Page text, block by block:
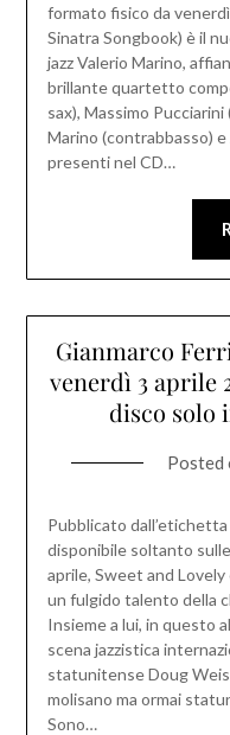
formato fisico da
Sinatra Songbook) è il
jazz Valerio Marino,
brillante quartetto
sax), Massimo
Marino (contrabbasso)
presenti nel CD…
Gianmarco
venerdì 3 aprile
disco solo
Posted
Pubblicato
disponibile soltanto
aprile, Sweet and
un fulgido talento della
Insieme a lui, in questo
scena jazzistica
statunitense Doug
molisano ma ormai
Sono…